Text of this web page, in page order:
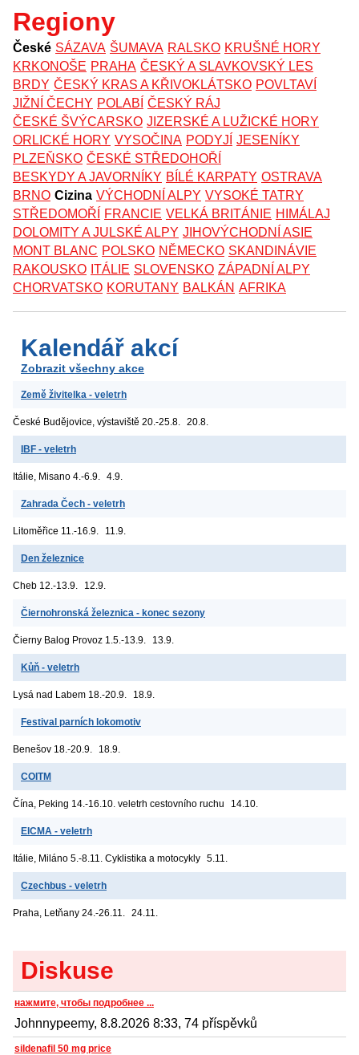
Regiony
České SÁZAVA ŠUMAVA RALSKO KRUŠNÉ HORY
KRKONOŠE PRAHA ČESKÝ A SLAVKOVSKÝ LES
BRDY ČESKÝ KRAS A KŘIVOKLÁTSKO POVLTAVÍ
JIŽNÍ ČECHY POLABÍ ČESKÝ RÁJ
ČESKÉ ŠVÝCARSKO JIZERSKÉ A LUŽICKÉ HORY
ORLICKÉ HORY VYSOČINA PODYJÍ JESENÍKY
PLZEŇSKO ČESKÉ STŘEDOHOŘÍ
BESKYDY A JAVORNÍKY BÍLÉ KARPATY OSTRAVA
BRNO Cizina VÝCHODNÍ ALPY VYSOKÉ TATRY
STŘEDOMOŘÍ
FRANCIE VELKÁ BRITÁNIE HIMÁLAJ
DOLOMITY A JULSKÉ ALPY JIHOVÝCHODNÍ ASIE
MONT BLANC POLSKO NĚMECKO SKANDINÁVIE
RAKOUSKO ITÁLIE SLOVENSKO ZÁPADNÍ ALPY
CHORVATSKO KORUTANY BALKÁN AFRIKA
Kalendář akcí
Zobrazit všechny akce
Země živitelka - veletrh
České Budějovice, výstaviště 20.-25.8. 20.8.
IBF - veletrh
Itálie, Misano 4.-6.9. 4.9.
Zahrada Čech - veletrh
Litoměřice 11.-16.9. 11.9.
Den železnice
Cheb 12.-13.9. 12.9.
Čiernohronská železnica - konec sezony
Čierny Balog Provoz 1.5.-13.9. 13.9.
Kůň - veletrh
Lysá nad Labem 18.-20.9. 18.9.
Festival parních lokomotiv
Benešov 18.-20.9. 18.9.
COITM
Čína, Peking 14.-16.10. veletrh cestovního ruchu 14.10.
EICMA - veletrh
Itálie, Miláno 5.-8.11. Cyklistika a motocykly 5.11.
Czechbus - veletrh
Praha, Letňany 24.-26.11. 24.11.
Diskuse
нажмите, чтобы подробнее ...
Johnnypeemy, 8.8.2026 8:33, 74 příspěvků
sildenafil 50 mg price